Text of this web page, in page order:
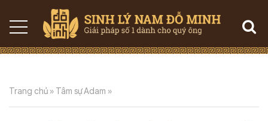
Trang chủ » Tâm sự Adam »